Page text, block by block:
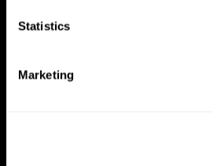
Statistics
Marketing